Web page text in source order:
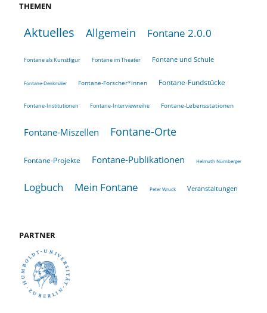
THEMEN
Aktuelles Allgemein Fontane 2.0.0
Fontane als Kunstfigur Fontane im Theater Fontane und Schule
Fontane-Denkmäler Fontane-Forscher*innen Fontane-Fundstücke
Fontane-Institutionen Fontane-Interviewreihe Fontane-Lebensstationen
Fontane-Miszellen Fontane-Orte
Fontane-Projekte Fontane-Publikationen Helmuth Nürnberger
Logbuch Mein Fontane Peter Wruck Veranstaltungen
PARTNER